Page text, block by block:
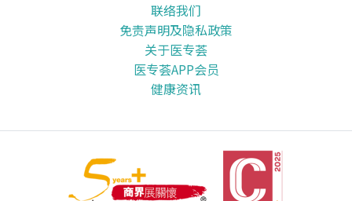
联络我们
免责声明及隐私政策
关于医专荟
医专荟APP会员
健康资讯